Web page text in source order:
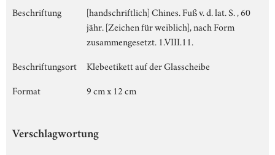
Beschriftung
[handschriftlich] Chines. Fuß v. d. lat. S. , 60
jähr. [Zeichen für weiblich], nach Form
zusammengesetzt. 1.VIII.11.
Beschriftungsort
Klebeetikett auf der Glasscheibe
Format
9 cm x 12 cm
Verschlagwortung